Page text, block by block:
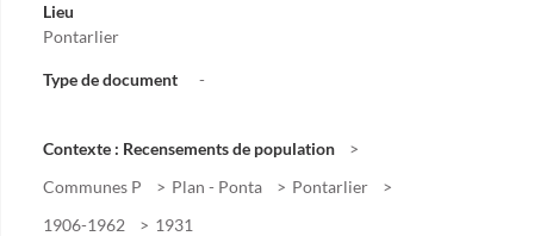
Lieu
Pontarlier
Type de document -
Contexte : Recensements de population
Communes P
Plan - Ponta
Pontarlier
1906-1962
1931